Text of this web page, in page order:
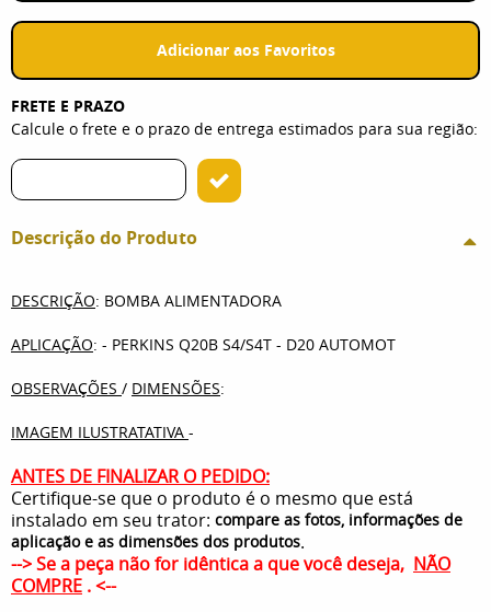
Adicionar aos Favoritos
FRETE E PRAZO
Calcule o frete e o prazo de entrega estimados para sua região:
Descrição do Produto
DESCRIÇÃO: BOMBA ALIMENTADORA
APLICAÇÃO: - PERKINS Q20B S4/S4T - D20 AUTOMOT
OBSERVAÇÕES / DIMENSÕES:
IMAGEM ILUSTRATATIVA -
ANTES DE FINALIZAR O PEDIDO:
Certifique-se que o produto é o mesmo que está
instalado em seu trator: compare as fotos, informações de
aplicação e as dimensões dos produtos.
--> Se a peça não for idêntica a que você deseja, NÃO
COMPRE . <--